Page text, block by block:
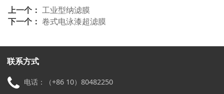
上一个： 工业型纳滤膜
下一个： 卷式电泳漆超滤膜
联系方式
电话：（+86 10）80482250